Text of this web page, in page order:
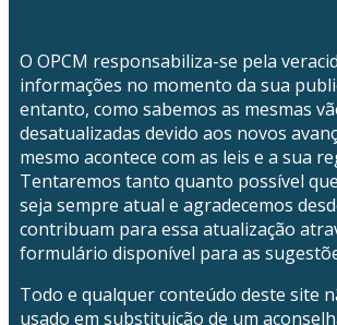
O OPCM responsabiliza-se pela
informações no momento da sua
entanto, como sabemos as mesmas
desatualizadas devido aos novos
mesmo acontece com as leis e a sua
Tentaremos tanto quanto possível
seja sempre atual e agradecemos
contribuam para essa atualização
formulário disponível para as
Todo e qualquer conteúdo deste site
usado em substituição de um